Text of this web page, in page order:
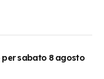
per sabato 8 agosto